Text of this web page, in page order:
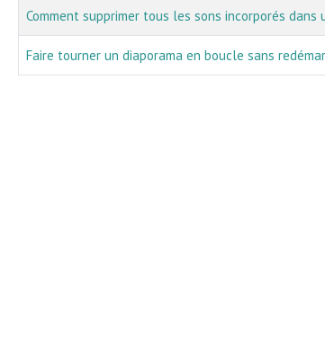
Comment supprimer tous les sons incorporés dans
Faire tourner un diaporama en boucle sans